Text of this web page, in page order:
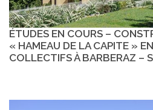
ÉTUDES EN COURS –
« HAMEAU DE LA CAPITE »
COLLECTIFS À BARBERAZ –